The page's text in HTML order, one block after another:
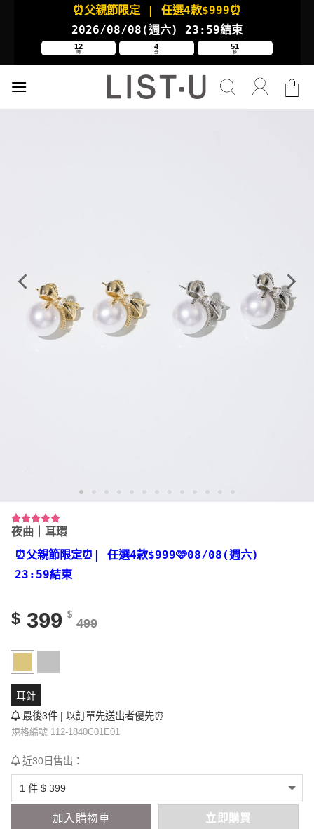
⏰父親節限定 | 任選4款$999⏰
2026/08/08(週六) 23:59結束
12
時
4
分
50
秒
評分
5.00
1
位顧客進行
評分
夜曲｜耳環
⏰父親節限定⏰ | 任選4款$999🩷08/08(週六)
23:59結束
$ 399 $
499
耳針
最後3件 | 以訂單先送出者優先⏰
規格編號 112-1840C01E01
近30日售出：
加入購物車 立即購買